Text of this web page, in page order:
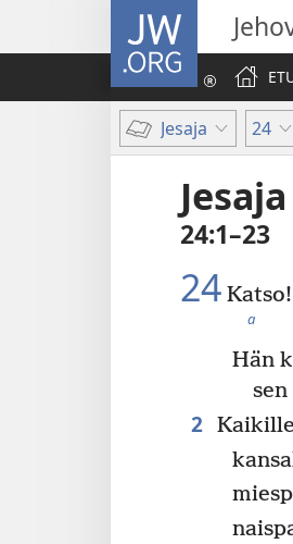
JW.ORG
Jesaja 24
Jesaja
24:1–23
24
a
Hän
2